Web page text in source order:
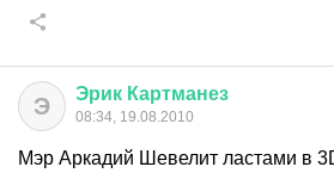
Э Эрик Картманез
08:34, 19.08.2010
Мэр Аркадий Шевелит ластами в